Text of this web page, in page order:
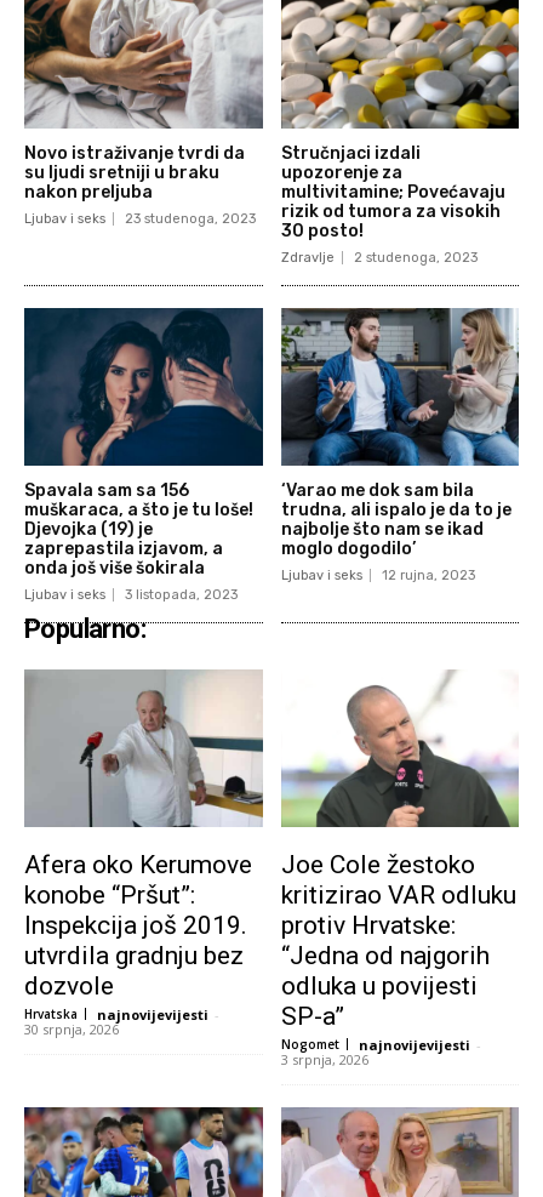
Novo istraživanje tvrdi da
su ljudi sretniji u braku
nakon preljuba
Ljubav i seks 23 studenoga, 2023
Stručnjaci izdali
upozorenje za
multivitamine; Povećavaju
rizik od tumora za visokih
30 posto!
Zdravlje 2 studenoga, 2023
Spavala sam sa 156
muškaraca, a što je tu loše!
Djevojka (19) je
zaprepastila izjavom, a
onda još više šokirala
Ljubav i seks 3 listopada, 2023
‘Varao me dok sam bila
trudna, ali ispalo je da to je
najbolje što nam se ikad
moglo dogodilo’
Ljubav i seks 12 rujna, 2023
Popularno:
Afera oko Kerumove
konobe “Pršut”:
Inspekcija još 2019.
utvrdila gradnju bez
dozvole
Hrvatska najnovijevijesti -
30 srpnja, 2026
Joe Cole žestoko
kritizirao VAR odluku
protiv Hrvatske:
“Jedna od najgorih
odluka u povijesti
SP-a”
Nogomet najnovijevijesti -
3 srpnja, 2026